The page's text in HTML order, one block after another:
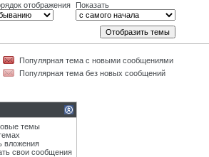
отображения Показать
Популярная тема с новыми сообщениями
Популярная тема без новых сообщений
темы
вложения
свои сообщения